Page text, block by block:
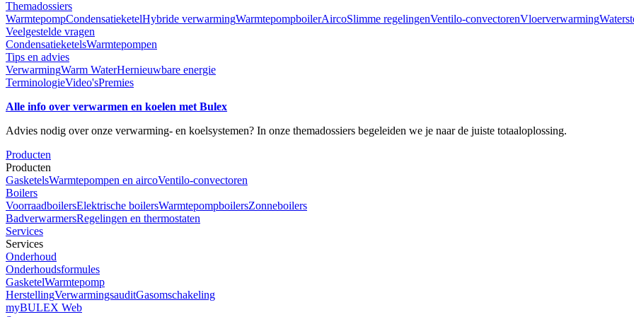
Themadossiers
WarmtepompCondensatieketelHybride verwarmingWarmtepompboilerAircoSlimme regelingenVentilo-convectorenVloerverwarming
Veelgestelde vragen
CondensatieketelsWarmtepompen
Tips en advies
VerwarmingWarm WaterHernieuwbare energie
TerminologieVideo'sPremies
Alle info over verwarmen en koelen met Bulex
Advies nodig over onze verwarming- en koelsystemen? In onze themadossiers begeleiden we je naar de juiste totaaloplossing.
Producten
Producten
GasketelsWarmtepompen en aircoVentilo-convectoren
Boilers
VoorraadboilersElektrische boilersWarmtepompboilersZonneboilers
BadverwarmersRegelingen en thermostaten
Services
Services
Onderhoud
Onderhoudsformules
GasketelWarmtepomp
HerstellingVerwarmingsauditGasomschakeling
myBULEX Web